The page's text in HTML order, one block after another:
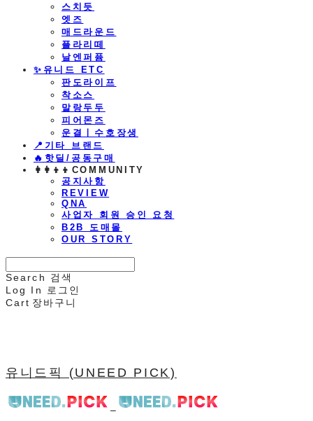
스치듯
엣즈
매드라운드
플라리떼
날엔퍼퓸
​✨유니드 ETC
판도라이프
착소스
말랑두두
피어몬즈
운결ㅣ수호장생
📍기타 브랜드
🔥핫딜/공동구매
👩‍👩‍👦‍👦COMMUNITY
공지사항
REVIEW
QNA
사업자 회원 승인 요청
B2B 도매몰
OUR STORY
Search
검색
Log In
로그인
Cart 장바구니
유니드픽 (UNEED PICK)